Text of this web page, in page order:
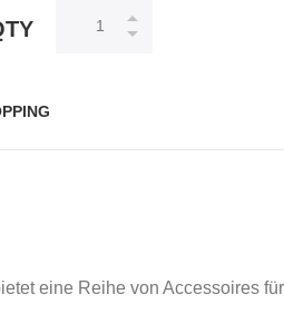
eine Reihe von Accessoires für